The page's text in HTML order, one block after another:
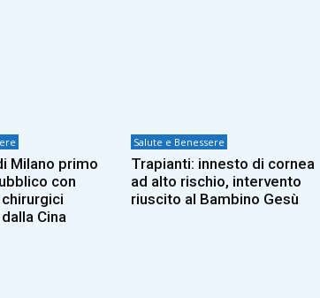
Milano primo
con
Cina
Salute e Benessere
Trapianti: innesto di cornea
ad alto rischio, intervento
riuscito al Bambino Gesù